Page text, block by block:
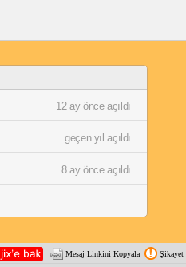
12 ay önce açıldı
geçen yıl açıldı
8 ay önce açıldı
Mesaj Linkini Kopyala Şikayet